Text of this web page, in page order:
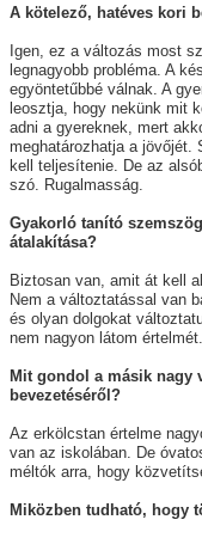
A kötelező, hatéves kori
Igen, ez a változás most
legnagyobb probléma. A
egyöntetűbbé válnak. A
leosztja, hogy nekünk mit
adni a gyereknek, mert
meghatározhatja a jövőjét.
kell teljesítenie. De az
szó. Rugalmasság.
Gyakorló tanító
átalakítása?
Biztosan van, amit át kell
Nem a változtatással van
és olyan dolgokat
nem nagyon látom
Mit gondol a másik nagy
bevezetéséről?
Az erkölcstan értelme
van az iskolában. De
méltók arra, hogy
Miközben tudható, hogy